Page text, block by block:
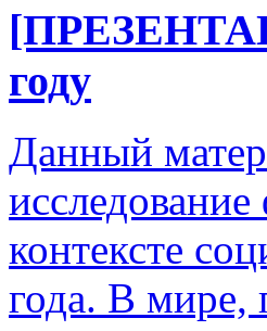
году
Данный
контексте
года. В мире,